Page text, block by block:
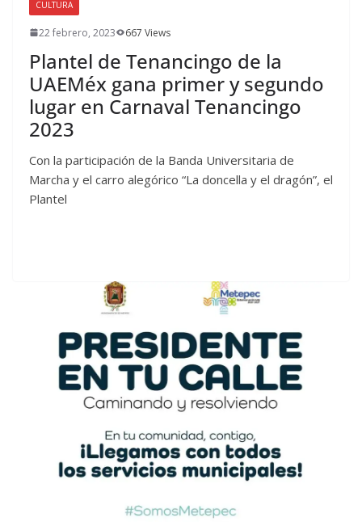
CULTURA
22 febrero, 2023 667 Views
Plantel de Tenancingo de la
UAEMéx gana primer y segundo
lugar en Carnaval Tenancingo
2023
Con la participación de la Banda Universitaria de
Marcha y el carro alegórico “La doncella y el dragón”, el
Plantel